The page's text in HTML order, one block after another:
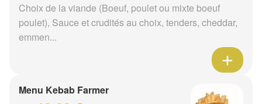
Choix de la viande (Boeuf, poulet ou mixte boeuf
poulet), Sauce et crudités au choix, tenders, cheddar,
emmen...
Menu Kebab Farmer